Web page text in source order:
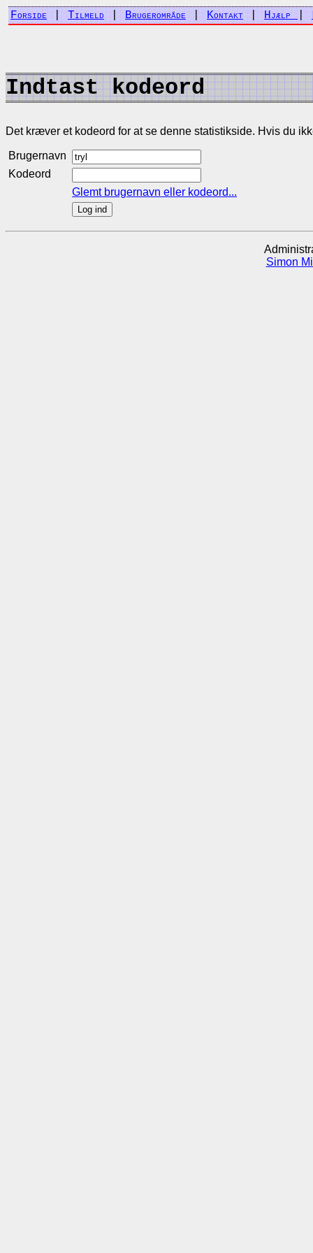
Forside Tilmeld Brugerområde Kontakt Hjælp
Indtast kodeord
Det kræver et kodeord for at se denne statistikside. Hvis du
Brugernavn
Kodeord
Glemt brugernavn eller kodeord...
Simon